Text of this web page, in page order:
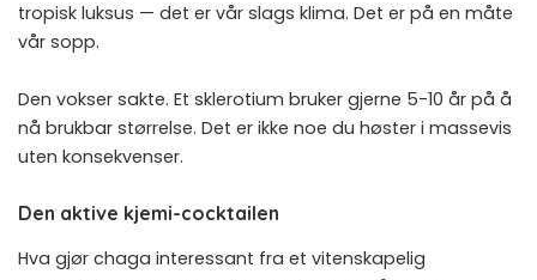
tropisk luksus — det er vår slags klima. Det er på en måte
vår sopp.
Den vokser sakte. Et sklerotium bruker gjerne 5-10 år på å
nå brukbar størrelse. Det er ikke noe du høster i massevis
uten konsekvenser.
Den aktive kjemi-cocktailen
Hva gjør chaga interessant fra et vitenskapelig